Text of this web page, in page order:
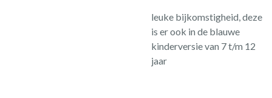
leuke bijkomstigheid, deze
is er ook in de blauwe
kinderversie van 7 t/m 12
jaar